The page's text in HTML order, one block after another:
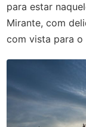
para estar
Mirante, com
com vista para o